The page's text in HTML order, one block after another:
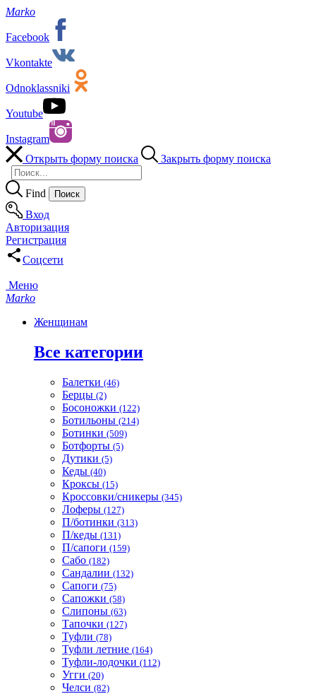
Marko
Facebook
Vkontakte
Odnoklassniki
Youtube
Instagram
Открыть форму поиска
Закрыть форму поиска
Find
Вход
Авторизация
Регистрация
Соцсети
Меню
Marko
Женщинам
Все категории
Балетки (46)
Берцы (2)
Босоножки (122)
Ботильоны (214)
Ботинки (509)
Ботфорты (5)
Дутики (5)
Кеды (40)
Кроксы (15)
Кроссовки/сникеры (345)
Лоферы (127)
П/ботинки (313)
П/кеды (131)
П/сапоги (159)
Сабо (182)
Сандалии (132)
Сапоги (75)
Сапожки (58)
Слипоны (63)
Тапочки (127)
Туфли (78)
Туфли летние (164)
Туфли-лодочки (112)
Угги (20)
Челси (82)